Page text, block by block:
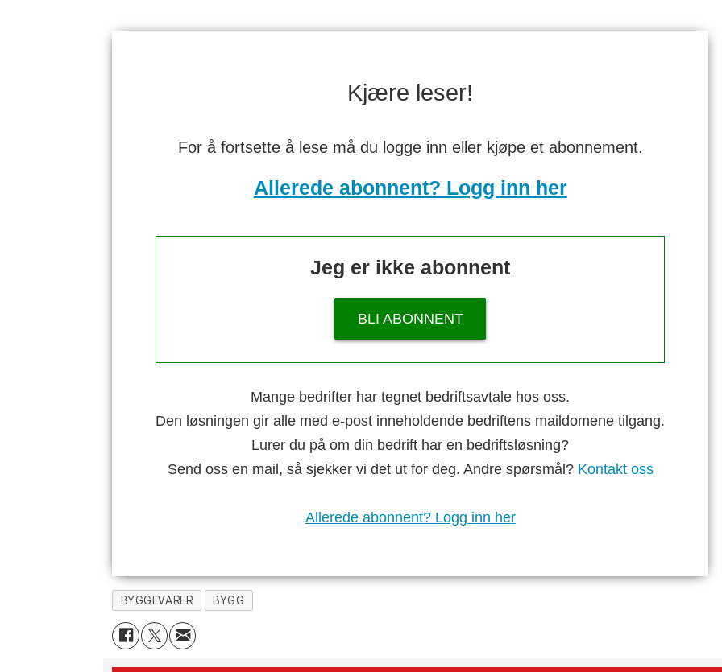
Kjære leser!
For å fortsette å lese må du logge inn eller kjøpe et abonnement.
Allerede abonnent? Logg inn her
Jeg er ikke abonnent
BLI ABONNENT
Mange bedrifter har tegnet bedriftsavtale hos oss.
Den løsningen gir alle med e-post inneholdende bedriftens maildomene tilgang.
Lurer du på om din bedrift har en bedriftsløsning?
Send oss en mail, så sjekker vi det ut for deg. Andre spørsmål? Kontakt oss
Allerede abonnent? Logg inn her
BYGGEVARER BYGG